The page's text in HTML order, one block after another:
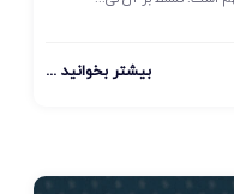
بیشتر بخوانید ...